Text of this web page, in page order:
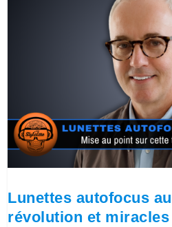
Lunettes autofocus
révolution et miracles